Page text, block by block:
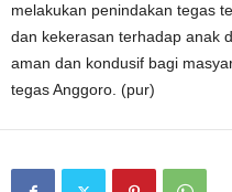
melakukan penindakan tegas
dan kekerasan terhadap anak
aman dan kondusif bagi
tegas Anggoro. (pur)